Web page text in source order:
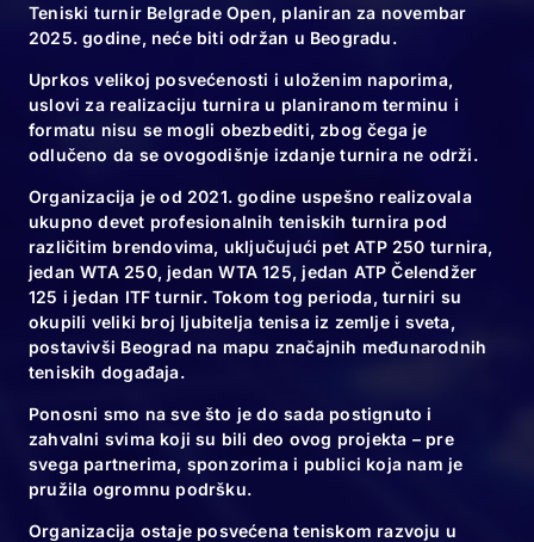
Zasadićemo 6120
novih sadnica
10.11.24
Spektakl za kraj
velikog teniskog
turnira u
Beogradu
09.11.24
Novak obično
osvaja trofeje…
Teniski turnir Belgrade Open, planiran za novembar
2025. godine, neće biti održan u Beogradu.
Uprkos velikoj posvećenosti i uloženim naporima,
uslovi za realizaciju turnira u planiranom terminu i
formatu nisu se mogli obezbediti, zbog čega je
odlučeno da se ovogodišnje izdanje turnira ne održi.
Organizacija je od 2021. godine uspešno realizovala
ukupno devet profesionalnih teniskih turnira pod
različitim brendovima, uključujući pet ATP 250 turnira,
jedan WTA 250, jedan WTA 125, jedan ATP Čelendžer
125 i jedan ITF turnir. Tokom tog perioda, turniri su
okupili veliki broj ljubitelja tenisa iz zemlje i sveta,
postavivši Beograd na mapu značajnih međunarodnih
teniskih događaja.
Ponosni smo na sve što je do sada postignuto i
zahvalni svima koji su bili deo ovog projekta – pre
svega partnerima, sponzorima i publici koja nam je
pružila ogromnu podršku.
Organizacija ostaje posvećena teniskom razvoju u